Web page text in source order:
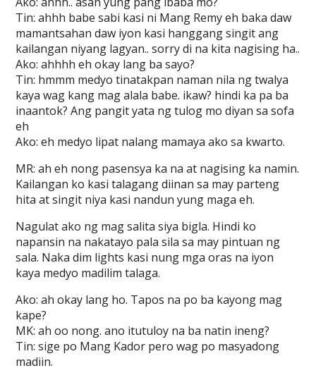
Tin: ahhh babe sabi kasi ni Mang Remy eh baka daw
mamantsahan daw iyon kasi hanggang singit ang
kailangan niyang lagyan.. sorry di na kita nagising ha..
Ako: ahhhh eh okay lang ba sayo?
Tin: hmmm medyo tinatakpan naman nila ng twalya
kaya wag kang mag alala babe. ikaw? hindi ka pa ba
inaantok? Ang pangit yata ng tulog mo diyan sa sofa
eh
Ako: eh medyo lipat nalang mamaya ako sa kwarto.
MR: ah eh nong pasensya ka na at nagising ka namin.
Kailangan ko kasi talagang diinan sa may parteng
hita at singit niya kasi nandun yung maga eh.
Nagulat ako ng mag salita siya bigla. Hindi ko
napansin na nakatayo pala sila sa may pintuan ng
sala. Naka dim lights kasi nung mga oras na iyon
kaya medyo madilim talaga.
Ako: ah okay lang ho. Tapos na po ba kayong mag
kape?
MK: ah oo nong. ano itutuloy na ba natin ineng?
Tin: sige po Mang Kador pero wag po masyadong
madiin.